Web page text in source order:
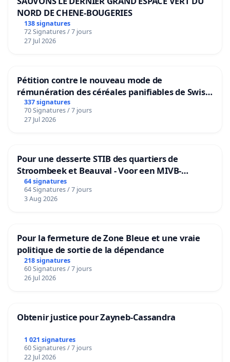
NORD DE CHENE-BOUGERIES
138 signatures
72 Signatures / 7 jours
27 Jul 2026
Pétition contre le nouveau mode de
rémunération des céréales panifiables de Swiss
granum basé sur la teneur en protéines
337 signatures
70 Signatures / 7 jours
27 Jul 2026
Pour une desserte STIB des quartiers de
Stroombeek et Beauval - Voor een MIVB-
bediening van de wijken Strombeek en Het
Voor
64 signatures
64 Signatures / 7 jours
3 Aug 2026
Pour la fermeture de Zone Bleue et une vraie
politique de sortie de la dépendance
218 signatures
60 Signatures / 7 jours
26 Jul 2026
Obtenir justice pour Zayneb-Cassandra
1 021 signatures
60 Signatures / 7 jours
22 Jul 2026